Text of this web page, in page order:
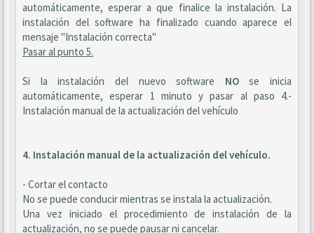
automáticamente, esperar a que finalice la instalación. La
instalación del software ha finalizado cuando aparece el
mensaje "Instalación correcta"
Pasar al punto 5.
Si la instalación del nuevo software NOse inicia
automáticamente, esperar 1 minuto y pasar al paso 4.-
Instalación manual de la actualización del vehículo
4. Instalación manual de la actualización del vehículo.
- Cortar el contacto
No se puede conducir mientras se instala la actualización.
Una vez iniciado el procedimiento de instalación de la
actualización, no se puede pausar ni cancelar.